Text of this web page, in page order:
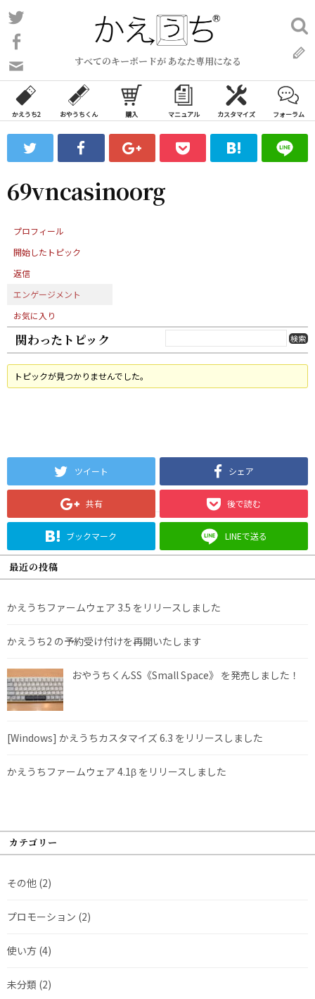
コ
ン
ン
ツ
ス
ッ
すべてのキーボードが あなた専用になる
い
合
わ
フ
ォ
ム
検
索:
かえうち2 おやうちくん 購入 マニュアル カスタマイズ フォーラム
69vncasinoorg
プロフィール
開始したトピック
返信
エンゲージメント
お気に入り
関わったトピック
トピックが見つかりませんでした。
ツイート シェア
共有 後で読む
ブックマーク LINEで送る
最近の投稿
かえうちファームウェア 3.5 をリリースしました
かえうち2 の予約受け付けを再開いたします
おやうちくんSS《Small Space》 を発売しました！
[Windows] かえうちカスタマイズ 6.3 をリリースしました
かえうちファームウェア 4.1β をリリースしました
カテゴリー
その他 (2)
プロモーション (2)
使い方 (4)
未分類 (2)